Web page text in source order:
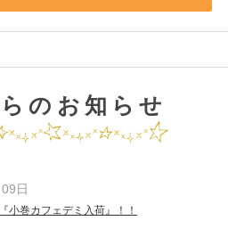
のお知らせ
日
小巻カフェデミ入荷』！！